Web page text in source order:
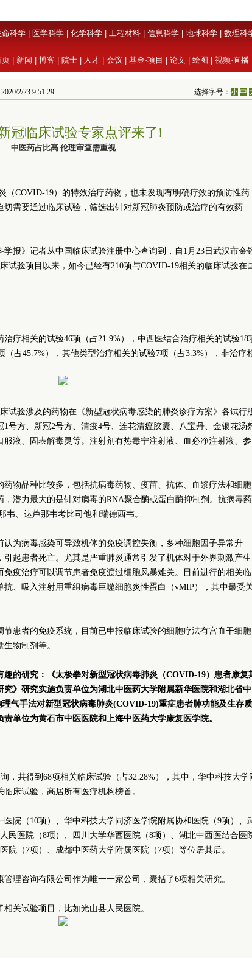
命科学 医学科学 化学科学 工程材料 信息科学 地球科学 数理科
页 新闻 博客 院士 人才 会议 基金·项目 论文 绘图 视频·直播
2/23 9:51:29 选择字号：小 中
冠临床试验专家点评来了!
中医药占比高 伦理审查需重视
（COVID-19）的特效治疗药物，也未发现有明确疗效的预防性药
需要通过临床试验，筛选出针对新冠肺炎预防或治疗的有效药
学报》记者从中国临床试验注册中心查询到，自1月23日武汉市金
试验项目以来，如今已经有210项与COVID-19相关的临床试验在
疗相关的试验46项（占21.9%），中西医结合治疗相关的试验18
（占45.7%），其他类型治疗相关的试验7项（占3.3%），非治疗
试验涉及的药物在《新型冠状病毒感染的肺炎诊疗方案》各试行
号方、新冠2号方、清疫4号、连花清瘟胶囊、八宝丹、金银花汤
液、固表解毒灵等。注射剂有热毒宁注射液、血必净注射液、参
药物品种比较多，包括抗病毒药物、疫苗、抗体、血浆疗法和细胞
潜力最大的是针对病毒的RNA聚合酶或蛋白酶抑制剂。抗病毒药
、达芦那韦考比司他和瑞德西韦。
认为病毒感染可导致机体的免疫调控失衡，多种细胞因子异常升
起患者死亡。尤其是严重肺炎通常引发了机体对于外界刺激产生
疫治疗可以调节患者免疫渡过细胞风暴难关。目前进行的相关临
抗、吸入注射用重组病毒巨噬细胞炎性蛋白（vMIP），其中最受
节患者的免疫系统，目前已申报临床试验的细胞疗法有宫血干细胞
物制剂等。
趣的研究：《太极拳对新型冠状病毒肺炎（COVID-19）患者康复
》研究实施负责单位为湖北中医药大学附属新华医院和湖北省中
气手法对新型冠状病毒肺炎(COVID-19)重症患者肺功能及生存质
单位为黄石市中医医院和上海中医药大学康复医学院。
，共得到68项相关临床试验（占32.28%），其中，华中科技大学
床试验，高居所有医疗机构榜首。
医院（10项）、华中科技大学同济医学院附属协和医院（9项）、
民医院（8项）、四川大学华西医院（8项）、湖北中西医结合医
院（7项）、成都中医药大学附属医院（7项）等位居其后。
理咨询有限公司作为唯一一家公司，囊括了6项相关研究。
关试验项目，比如光山县人民医院。